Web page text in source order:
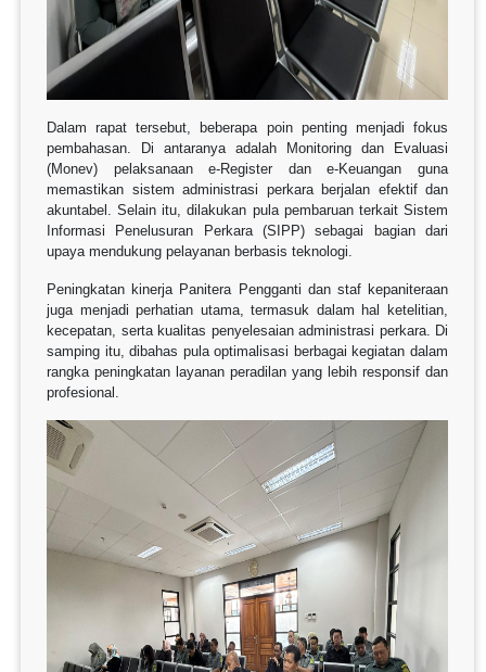
Dalam rapat tersebut, beberapa poin penting menjadi fokus
pembahasan. Di antaranya adalah Monitoring dan Evaluasi
(Monev) pelaksanaan e-Register dan e-Keuangan guna
memastikan sistem administrasi perkara berjalan efektif dan
akuntabel. Selain itu, dilakukan pula pembaruan terkait Sistem
Informasi Penelusuran Perkara (SIPP) sebagai bagian dari
upaya mendukung pelayanan berbasis teknologi.
Peningkatan kinerja Panitera Pengganti dan staf kepaniteraan
juga menjadi perhatian utama, termasuk dalam hal ketelitian,
kecepatan, serta kualitas penyelesaian administrasi perkara. Di
samping itu, dibahas pula optimalisasi berbagai kegiatan dalam
rangka peningkatan layanan peradilan yang lebih responsif dan
profesional.